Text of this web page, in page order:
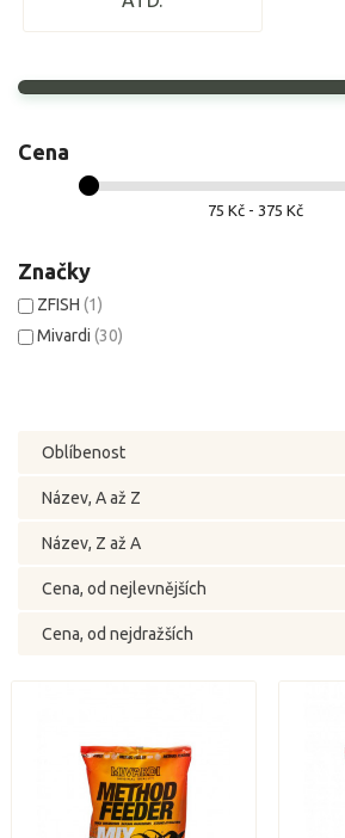
Cena
75 Kč - 375 Kč
Značky
ZFISH (1)
Mivardi (30)
Oblíbenost
Název, A až Z
Název, Z až A
Cena, od nejlevnějších
Cena, od nejdražších